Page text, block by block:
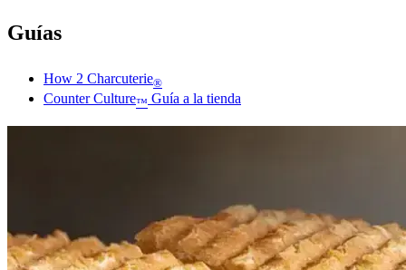
Guías
How 2 Charcuterie®
Counter Culture™ Guía a la tienda